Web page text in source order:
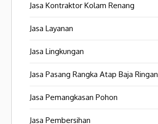
Jasa Kontraktor Kolam Renang
Jasa Layanan
Jasa Lingkungan
Jasa Pasang Rangka Atap Baja Ringan
Jasa Pemangkasan Pohon
Jasa Pembersihan